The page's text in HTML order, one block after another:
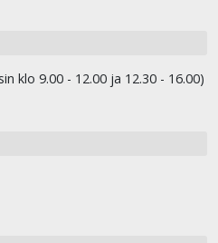
klo 9.00 - 12.00 ja 12.30 - 16.00)